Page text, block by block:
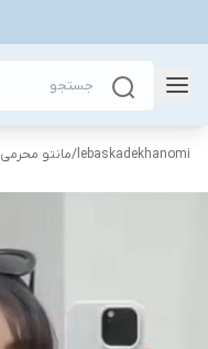
lebaskadekhanomi
/مانتو محرمی